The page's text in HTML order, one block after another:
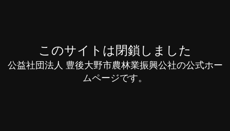
このサイトは閉鎖しました
公益社団法人 豊後大野市農林業振興公社の公式ホー
ムページです。